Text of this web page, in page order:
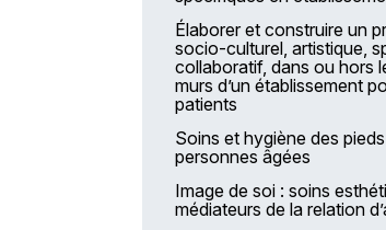
Élaborer et construire un
socio-culturel, artistique,
collaboratif, dans ou hors
murs d’un établissement
patients
Soins et hygiène des
personnes âgées
Image de soi : soins
médiateurs de la relation